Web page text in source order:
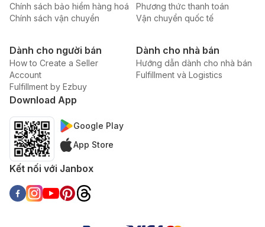
Chính sách bảo hiểm hàng hoá
Chính sách vận chuyển
Phương thức thanh toán
Vận chuyển quốc tế
Dành cho người bán
How to Create a Seller
Account
Fulfillment by Ezbuy
Dành cho nhà bán
Hướng dẫn dành cho nhà bán
Fulfillment và Logistics
Download App
Google Play
App Store
Kết nối với Janbox